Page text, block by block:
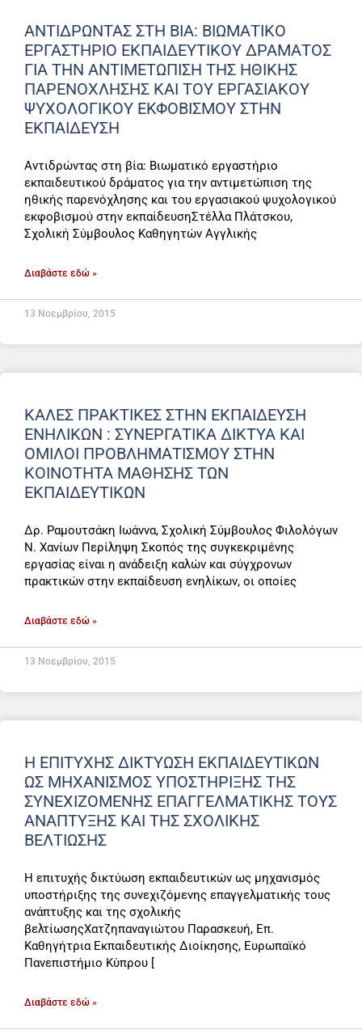
ΑΝΤΙΔΡΏΝΤΑΣ ΣΤΗ ΒΊΑ: ΒΙΩΜΑΤΙΚΌ
ΕΡΓΑΣΤΉΡΙΟ ΕΚΠΑΙΔΕΥΤΙΚΟΎ ΔΡΆΜΑΤΟΣ
ΓΙΑ ΤΗΝ ΑΝΤΙΜΕΤΏΠΙΣΗ ΤΗΣ ΗΘΙΚΉΣ
ΠΑΡΕΝΌΧΛΗΣΗΣ ΚΑΙ ΤΟΥ ΕΡΓΑΣΙΑΚΟΎ
ΨΥΧΟΛΟΓΙΚΟΎ ΕΚΦΟΒΙΣΜΟΎ ΣΤΗΝ
ΕΚΠΑΊΔΕΥΣΗ
Αντιδρώντας στη βία: Βιωματικό εργαστήριο
εκπαιδευτικού δράματος για την αντιμετώπιση της
ηθικής παρενόχλησης και του εργασιακού ψυχολογικού
εκφοβισμού στην εκπαίδευσηΣτέλλα Πλάτσκου,
Σχολική Σύμβουλος Καθηγητών Αγγλικής
Διαβάστε εδώ »
13 Νοεμβρίου, 2015
ΚΑΛΈΣ ΠΡΑΚΤΙΚΈΣ ΣΤΗΝ ΕΚΠΑΊΔΕΥΣΗ
ΕΝΗΛΊΚΩΝ : ΣΥΝΕΡΓΑΤΙΚΆ ΔΊΚΤΥΑ ΚΑΙ
ΌΜΙΛΟΙ ΠΡΟΒΛΗΜΑΤΙΣΜΟΎ ΣΤΗΝ
ΚΟΙΝΌΤΗΤΑ ΜΆΘΗΣΗΣ ΤΩΝ
ΕΚΠΑΙΔΕΥΤΙΚΏΝ
Δρ. Ραμουτσάκη Ιωάννα, Σχολική Σύμβουλος Φιλολόγων
Ν. Χανίων Περίληψη Σκοπός της συγκεκριμένης
εργασίας είναι η ανάδειξη καλών και σύγχρονων
πρακτικών στην εκπαίδευση ενηλίκων, οι οποίες
Διαβάστε εδώ »
13 Νοεμβρίου, 2015
Η ΕΠΙΤΥΧΉΣ ΔΙΚΤΎΩΣΗ ΕΚΠΑΙΔΕΥΤΙΚΏΝ
ΩΣ ΜΗΧΑΝΙΣΜΌΣ ΥΠΟΣΤΉΡΙΞΗΣ ΤΗΣ
ΣΥΝΕΧΙΖΌΜΕΝΗΣ ΕΠΑΓΓΕΛΜΑΤΙΚΉΣ ΤΟΥΣ
ΑΝΆΠΤΥΞΗΣ ΚΑΙ ΤΗΣ ΣΧΟΛΙΚΉΣ
ΒΕΛΤΊΩΣΗΣ
Η επιτυχής δικτύωση εκπαιδευτικών ως μηχανισμός
υποστήριξης της συνεχιζόμενης επαγγελματικής τους
ανάπτυξης και της σχολικής
βελτίωσηςΧατζηπαναγιώτου Παρασκευή, Επ.
Καθηγήτρια Εκπαιδευτικής Διοίκησης, Ευρωπαϊκό
Πανεπιστήμιο Κύπρου [
Διαβάστε εδώ »